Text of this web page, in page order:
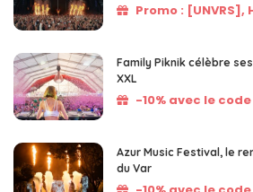
Promo : [UNVRS],
Family Piknik célèbre
XXL
-10% avec le code
Azur Music Festival, le
du Var